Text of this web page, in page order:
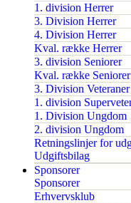
1. division Herrer
3. Division Herrer
4. Division Herrer
Kval. række Herrer
3. division Seniorer
Kval. række Seniorer
3. Division Veteraner
1. division
1. Division Ungdom
2. division Ungdom
Retningslinjer for
Udgiftsbilag
Sponsorer
Sponsorer
Erhvervsklub